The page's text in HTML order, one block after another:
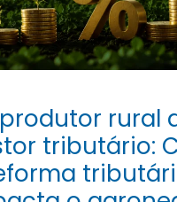
rural
tributário: